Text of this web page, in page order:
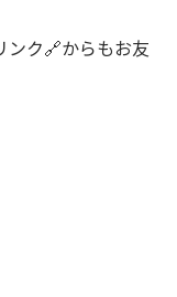
ク🔗からもお友